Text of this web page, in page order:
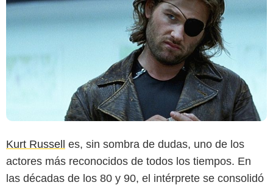
Kurt Russell es, sin sombra de dudas, uno de los
actores más reconocidos de todos los tiempos. En
las décadas de los 80 y 90, el intérprete se consolidó